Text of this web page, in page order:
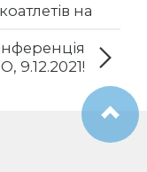
на
9.12.2021!